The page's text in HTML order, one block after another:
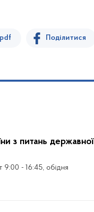
Поділитися
з питань державної
9:00 - 16:45, обідня